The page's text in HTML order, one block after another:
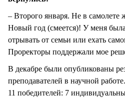
– Второго января. Не в самолете
Новый год (смеется)! У меня была
отрывать от семьи или ехать
Проректоры поддержали мое
В декабре были опубликованы
преподавателей в научной
11 победителей: 7